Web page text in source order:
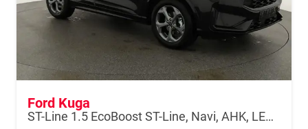
Ford Kuga
ST-Line 1.5 EcoBoost ST-Line, Navi, AHK, LED, Kamera, Winter, FS beheizbar, 5 J.-Garantie